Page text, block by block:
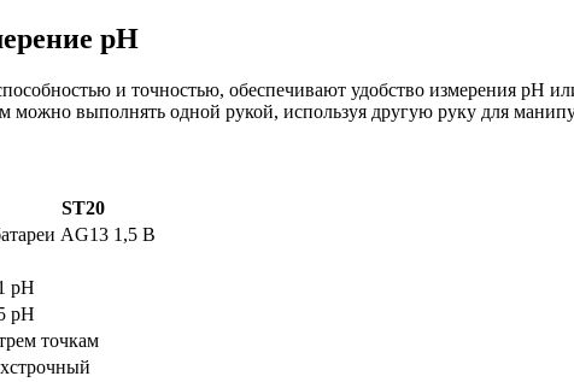
pH
и точностью, обеспечивают удобство измерения pH
выполнять одной рукой, используя другую руку для
ST20
AG13 1,5 В
pH
pH
точкам